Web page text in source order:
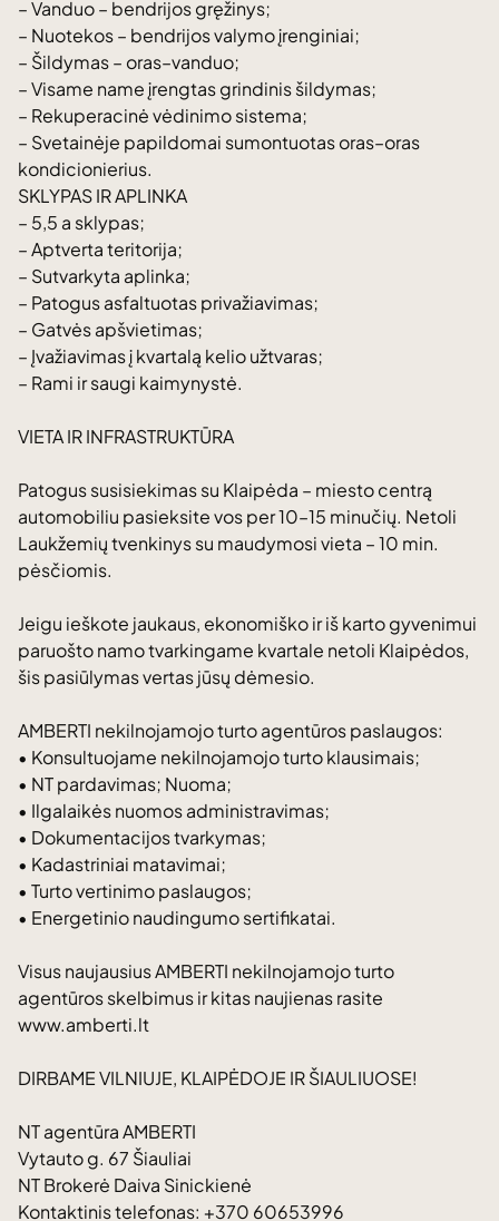
– Vanduo – bendrijos gręžinys;
– Nuotekos – bendrijos valymo įrenginiai;
– Šildymas – oras–vanduo;
– Visame name įrengtas grindinis šildymas;
– Rekuperacinė vėdinimo sistema;
– Svetainėje papildomai sumontuotas oras–oras
kondicionierius.
SKLYPAS IR APLINKA
– 5,5 a sklypas;
– Aptverta teritorija;
– Sutvarkyta aplinka;
– Patogus asfaltuotas privažiavimas;
– Gatvės apšvietimas;
– Įvažiavimas į kvartalą kelio užtvaras;
– Rami ir saugi kaimynystė.
VIETA IR INFRASTRUKTŪRA
Patogus susisiekimas su Klaipėda – miesto centrą
automobiliu pasieksite vos per 10–15 minučių. Netoli
Laukžemių tvenkinys su maudymosi vieta – 10 min.
pėsčiomis.
Jeigu ieškote jaukaus, ekonomiško ir iš karto gyvenimui
paruošto namo tvarkingame kvartale netoli Klaipėdos,
šis pasiūlymas vertas jūsų dėmesio.
AMBERTI nekilnojamojo turto agentūros paslaugos:
• Konsultuojame nekilnojamojo turto klausimais;
• NT pardavimas; Nuoma;
• Ilgalaikės nuomos administravimas;
• Dokumentacijos tvarkymas;
• Kadastriniai matavimai;
• Turto vertinimo paslaugos;
• Energetinio naudingumo sertifikatai.
Visus naujausius AMBERTI nekilnojamojo turto
agentūros skelbimus ir kitas naujienas rasite
www.amberti.lt
DIRBAME VILNIUJE, KLAIPĖDOJE IR ŠIAULIUOSE!
NT agentūra AMBERTI
Vytauto g. 67 Šiauliai
NT Brokerė Daiva Sinickienė
Kontaktinis telefonas: +370 60653996